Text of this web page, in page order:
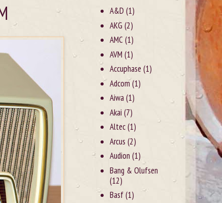
A&D (1)
AKG (2)
AMC (1)
AVM (1)
Accuphase (1)
Adcom(1)
Aiwa(1)
Akai (7)
Altec(1)
Arcus (2)
Audion (1)
Bang & Olufsen
(12)
Basf(1)